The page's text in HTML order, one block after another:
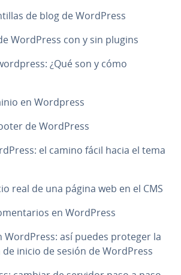
de blog de WordPress
WordPress con y sin plugins
¿Qué son y cómo
en Wordpress
de WordPress
el camino fácil hacia el tema
real de una página web en el CMS
en WordPress
WordPress: así puedes proteger la
de inicio de sesión de WordPress